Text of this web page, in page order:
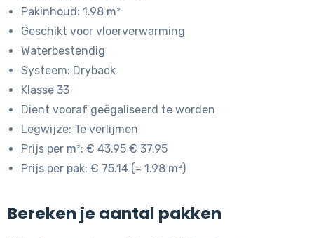
Pakinhoud: 1.98 m²
Geschikt voor vloerverwarming
Waterbestendig
Systeem: Dryback
Klasse 33
Dient vooraf geëgaliseerd te worden
Legwijze: Te verlijmen
Prijs per m²: € 43.95 € 37.95
Prijs per pak: € 75.14 (= 1.98 m²)
Bereken je aantal pakken